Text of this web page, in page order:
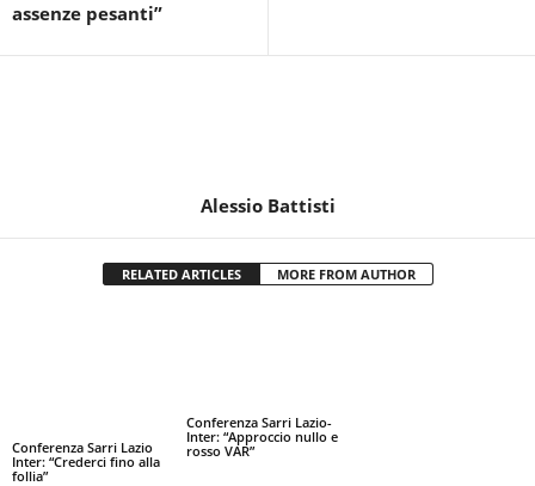
assenze pesanti”
Alessio Battisti
RELATED ARTICLES MORE FROM AUTHOR
Conferenza Sarri Lazio
Inter: “Crederci fino alla
follia”
Conferenza Sarri Lazio-
Inter: “Approccio nullo e
rosso VAR”